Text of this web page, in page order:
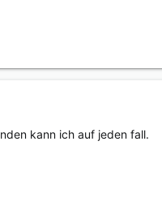
kann ich auf jeden fall.